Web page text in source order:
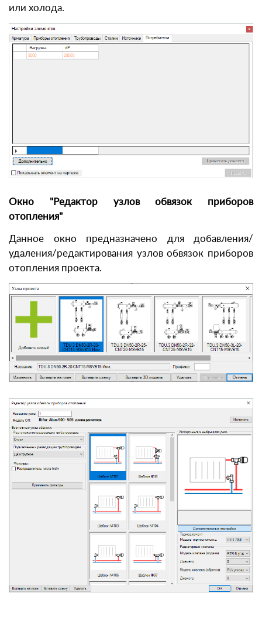
или холода.
Окно "Редактор узлов обвязок приборов
отопления"
Данное окно предназначено для добавления/
удаления/редактирования узлов обвязок приборов
отопления проекта.